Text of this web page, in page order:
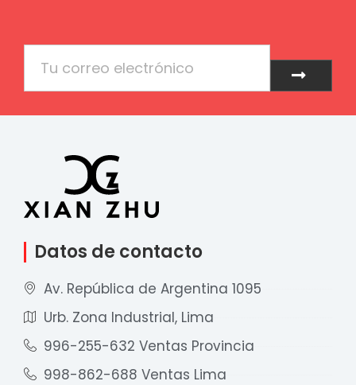
Enviar
Datos de contacto
Av. República de Argentina 1095
Urb. Zona Industrial, Lima
996-255-632 Ventas Provincia
998-862-688 Ventas Lima